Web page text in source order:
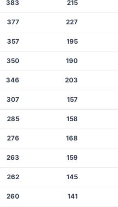
383 215
377 227
357 195
350 190
346 203
307 157
285 158
276 168
263 159
262 145
260 141